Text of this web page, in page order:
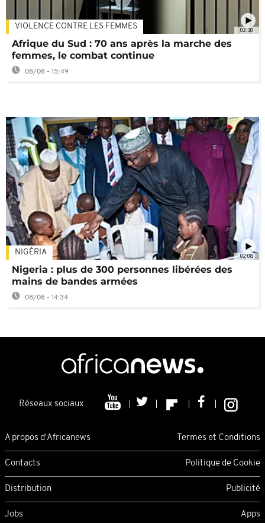
02:30
VIOLENCE CONTRE LES FEMMES
Afrique du Sud : 70 ans après la marche des
femmes, le combat continue
08/08 - 15:49
02:08
NIGÉRIA
Nigeria : plus de 300 personnes libérées des
mains de bandes armées
08/08 - 14:34
Réseaux sociaux
A propos d'Africanews Termes et Conditions
Contacts Politique de Cookie
Distribution Publicité
Jobs Apps